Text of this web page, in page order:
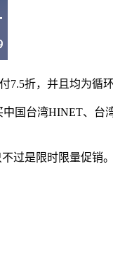
7.5折，并且均为循
国台湾HINET、
过是限时限量促销